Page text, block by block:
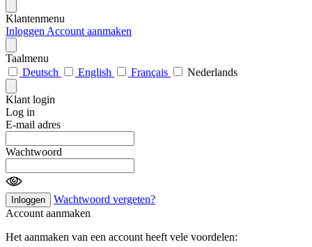
Klantenmenu
Inloggen Account aanmaken
Taalmenu
Deutsch
English Français Nederlands
Klant login
Log in
E-mail adres
Wachtwoord
Inloggen
Wachtwoord vergeten?
Account aanmaken
Het aanmaken van een account heeft vele voordelen: